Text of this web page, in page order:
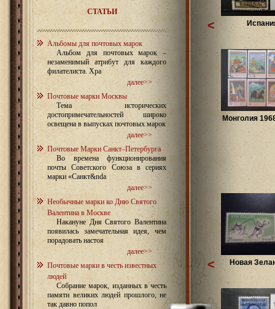
СТАТЬИ
Альбомы для почтовых марок
Альбом для почтовых марок –
незаменимый атрибут для каждого
филателиста. Хра
далее>>
Почтовые марки Москвы
Тема исторических
достопримечательностей широко
освещена в выпусках почтовых марок
далее>>
Почтовые Марки Санкт–Петербурга
Во времена функционирования
почты Советского Союза в сериях
марки «Санкт&nda
далее>>
Необычные марки ко Дню Святого
Валентина в Москве
Накануне Дня Святого Валентина
появилась замечательная идея, чем
порадовать настоя
далее>>
Почтовые марки в честь известных
людей
Собрание марок, изданных в честь
памяти великих людей прошлого, не
так давно попол
Монголия
<
Новая
<